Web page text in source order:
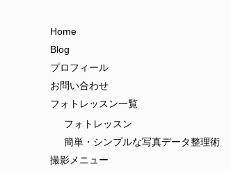
Home
Blog
プロフィール
お問い合わせ
フォトレッスン一覧
フォトレッスン
簡単・シンプルな写真データ整理術
撮影メニュー